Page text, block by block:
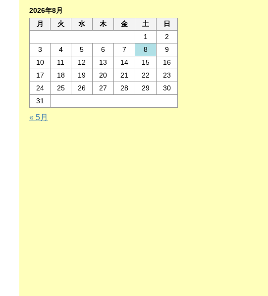
2026年8月
月
火 水 木 金 土
日
1
2
3
4 5 6 7 8
9
10
11 12 13 14 15
16
17
18 19 20 21 22
23
24
25 26 27 28 29
30
31
« 5月